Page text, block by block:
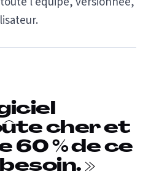
cher et
60 % de ce
»